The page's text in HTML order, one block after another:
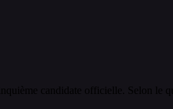
candidate officielle. Selon le